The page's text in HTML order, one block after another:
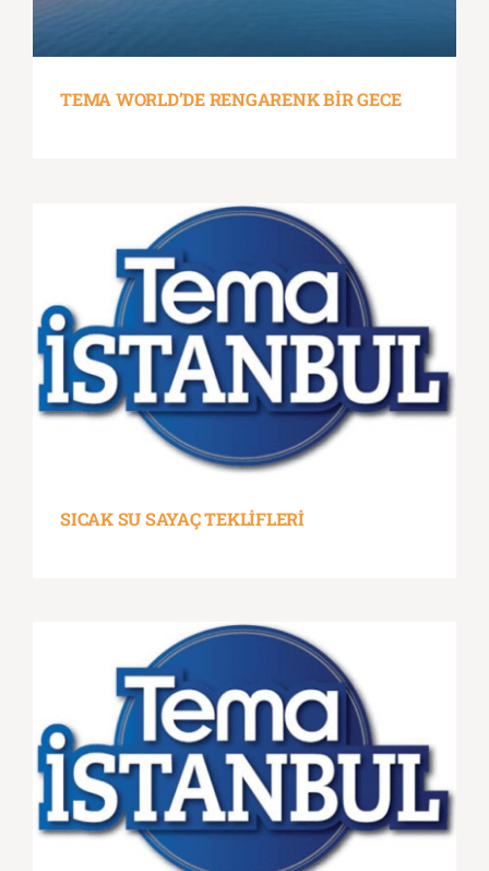
TEMA WORLD’DE RENGARENK BİR GECE
SICAK SU SAYAÇ TEKLİFLERİ